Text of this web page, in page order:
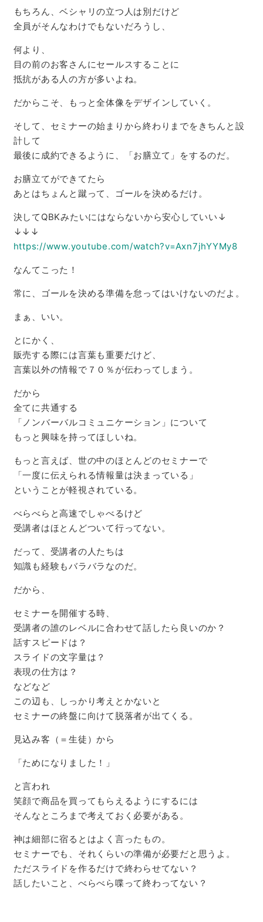
もちろん、ベシャリの立つ人は別だけど
全員がそんなわけでもないだろうし、
何より、
目の前のお客さんにセールスすることに
抵抗がある人の方が多いよね。
だからこそ、もっと全体像をデザインしていく。
そして、セミナーの始まりから終わりまでをきちんと設
計して
最後に成約できるように、「お膳立て」をするのだ。
お膳立てができてたら
あとはちょんと蹴って、ゴールを決めるだけ。
決してQBKみたいにはならないから安心していい↓
↓↓↓
https://www.youtube.com/watch?v=Axn7jhYYMy8
なんてこった！
常に、ゴールを決める準備を怠ってはいけないのだよ。
まぁ、いい。
とにかく、
販売する際には言葉も重要だけど、
言葉以外の情報で７０％が伝わってしまう。
だから
全てに共通する
「ノンバーバルコミュニケーション」について
もっと興味を持ってほしいね。
もっと言えば、世の中のほとんどのセミナーで
「一度に伝えられる情報量は決まっている」
ということが軽視されている。
べらべらと高速でしゃべるけど
受講者はほとんどついて行ってない。
だって、受講者の人たちは
知識も経験もバラバラなのだ。
だから、
セミナーを開催する時、
受講者の誰のレベルに合わせて話したら良いのか？
話すスピードは？
スライドの文字量は？
表現の仕方は？
などなど
この辺も、しっかり考えとかないと
セミナーの終盤に向けて脱落者が出てくる。
見込み客（＝生徒）から
「ためになりました！」
と言われ
笑顔で商品を買ってもらえるようにするには
そんなところまで考えておく必要がある。
神は細部に宿るとはよく言ったもの。
セミナーでも、それくらいの準備が必要だと思うよ。
ただスライドを作るだけで終わらせてない？
話したいこと、べらべら喋って終わってない？